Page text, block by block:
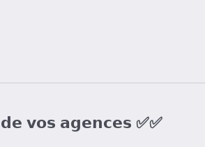
𝘃𝗼𝘀 𝗮𝗴𝗲𝗻𝗰𝗲𝘀 ✅✅